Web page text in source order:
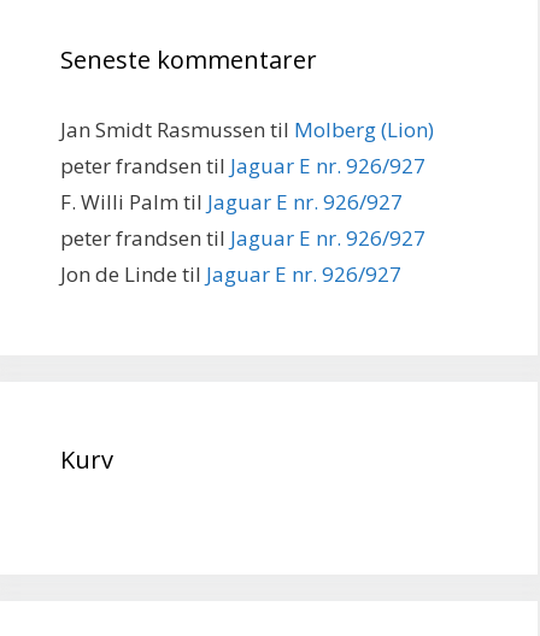
Seneste kommentarer
Jan Smidt Rasmussen til Molberg (Lion)
peter frandsen til Jaguar E nr. 926/927
F. Willi Palm til Jaguar E nr. 926/927
peter frandsen til Jaguar E nr. 926/927
Jon de Linde til Jaguar E nr. 926/927
Kurv